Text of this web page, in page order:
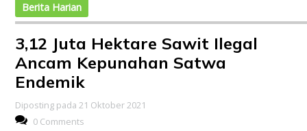
Berita Harian
3,12 Juta Hektare Sawit Ilegal
Ancam Kepunahan Satwa
Endemik
Diposting pada 21 Oktober 2021
0 Comments